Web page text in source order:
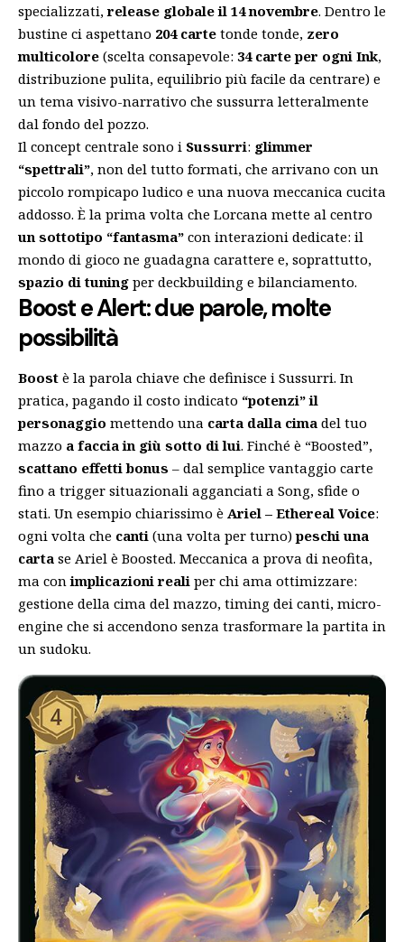
specializzati,release globale il 14 novembre. Dentro le
bustine ci aspettano 204 carte tonde tonde, zero
multicolore (scelta consapevole: 34 carte per ogni Ink,
distribuzione pulita, equilibrio più facile da centrare) e
un tema visivo-narrativo che sussurra letteralmente
dal fondo del pozzo.
Il concept centrale sono i Sussurri: glimmer
“spettrali”, non del tutto formati, che arrivano con un
piccolo rompicapo ludico e una nuova meccanica cucita
addosso. È la prima volta che Lorcana mette al centro
un sottotipo “fantasma” con interazioni dedicate: il
mondo di gioco ne guadagna carattere e, soprattutto,
spazio di tuning per deckbuilding e bilanciamento.
Boost e Alert: due parole, molte
possibilità
Boost è la parola chiave che definisce i Sussurri. In
pratica, pagando il costo indicato “potenzi” il
personaggio mettendo una carta dalla cima del tuo
mazzo a faccia in giù sotto di lui. Finché è “Boosted”,
scattano effetti bonus – dal semplice vantaggio carte
fino a trigger situazionali agganciati a Song, sfide o
stati. Un esempio chiarissimo è Ariel – Ethereal Voice:
ogni volta che canti (una volta per turno)peschi una
carta se Ariel è Boosted. Meccanica a prova di neofita,
ma conimplicazioni reali per chi ama ottimizzare:
gestione della cima del mazzo, timing dei canti, micro-
engine che si accendono senza trasformare la partita in
un sudoku.